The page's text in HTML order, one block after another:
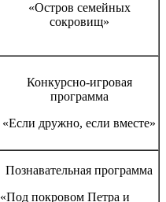
«Остров семейных
сокровищ»
Конкурсно-игровая
программа
«Если дружно, если вместе»
Познавательная программа
«Под покровом Петра и